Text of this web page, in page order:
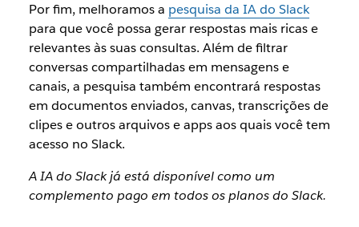
Por fim, melhoramos a pesquisa da IA do Slack
para que você possa gerar respostas mais ricas e
relevantes às suas consultas. Além de filtrar
conversas compartilhadas em mensagens e
canais, a pesquisa também encontrará respostas
em documentos enviados, canvas, transcrições de
clipes e outros arquivos e apps aos quais você tem
acesso no Slack.
A IA do Slack já está disponível como um
complemento pago em todos os planos do Slack.